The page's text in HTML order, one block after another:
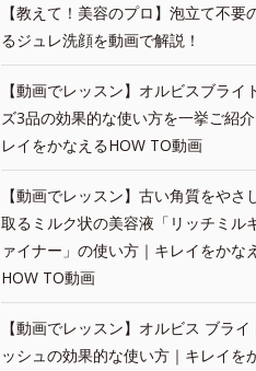
【教えて！美容のプロ】泡立て不要
るジュレ洗顔を動画で解説！
【動画でレッスン】オルビスブライ
ズ3品の効果的な使い方を一挙ご紹
レイをかなえるHOW TO動画
【動画でレッスン】古い角質をやさ
取るミルク状の美容液「リッチミル
ァイナー」の使い方｜キレイをかな
HOW TO動画
【動画でレッスン】オルビス ブライ
ッシュの効果的な使い方｜キレイを